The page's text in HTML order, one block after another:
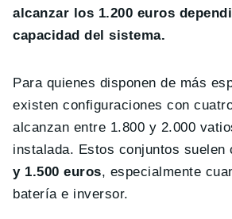
alcanzar los 1.200 euros
capacidad del sistema.
Para quienes disponen de más
existen configuraciones con
alcanzan entre 1.800 y 2.000
instalada. Estos conjuntos suelen
y 1.500 euros, especialmente
batería e inversor.